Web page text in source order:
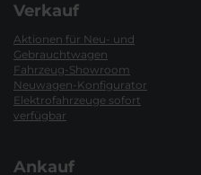
Verkauf
Aktionen für Neu- und
Gebrauchtwagen
Fahrzeug-Showroom
Neuwagen-Konfigurator
Elektrofahrzeuge sofort
verfügbar
Ankauf